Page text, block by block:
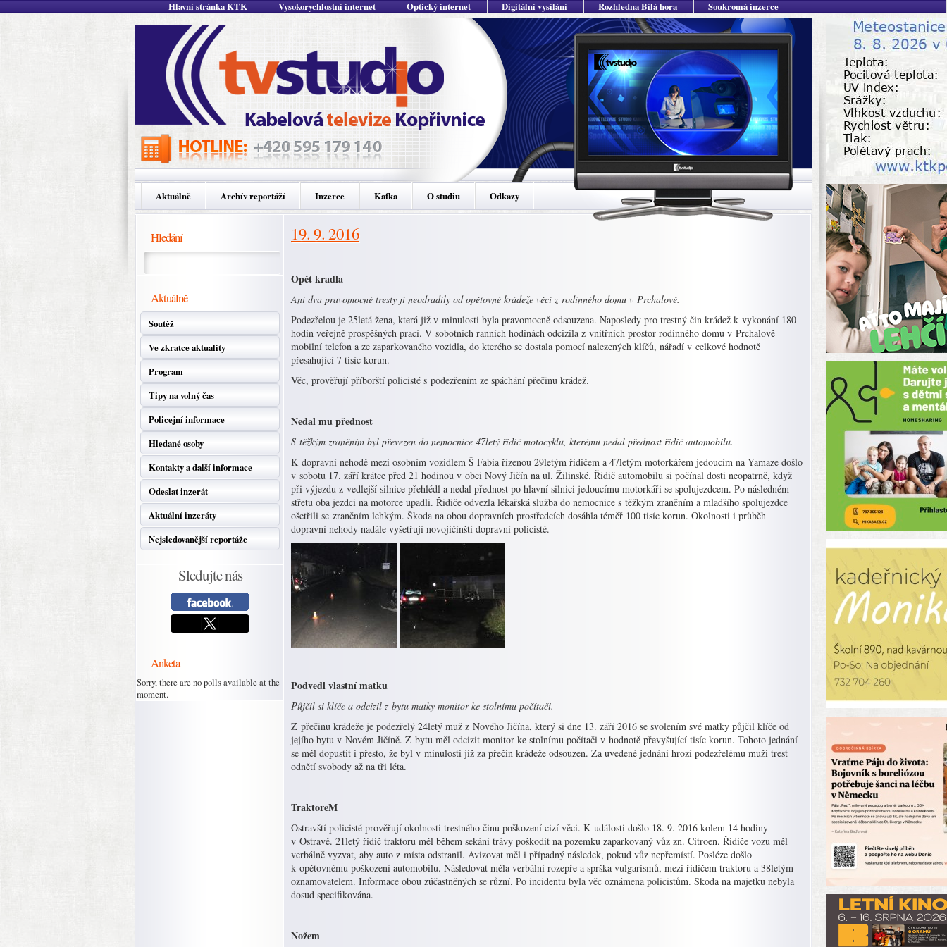
Hlavní stránka KTK Vysokorychlostní internet Optický internet Digitální vysílání Rozhledna Bílá hora Soukromá inzerce
Aktuálně Archív reportáží Inzerce Kafka O studiu Odkazy
Hledání
Aktuálně
Soutěž
Ve zkratce aktuality
Program
Tipy na volný čas
Policejní informace
Hledané osoby
Kontakty a další informace
Odeslat inzerát
Aktuální inzeráty
Nejsledovanější reportáže
Sledujte nás
Anketa
Sorry, there are no polls available at the
moment.
19. 9. 2016
Opět kradla
Ani dva pravomocné tresty jí neodradily od opětovné krádeže věcí z rodinného domu v Prchalově.
Podezřelou je 25letá žena, která již v minulosti byla pravomocně odsouzena. Naposledy pro trestný čin krádež k vykonání 180
hodin veřejně prospěšných prací. V sobotních ranních hodinách odcizila z vnitřních prostor rodinného domu v Prchalově
mobilní telefon a ze zaparkovaného vozidla, do kterého se dostala pomocí nalezených klíčů, nářadí v celkové hodnotě
přesahující 7 tisíc korun.
Věc, prověřují příborští policisté s podezřením ze spáchání přečinu krádež.
Nedal mu přednost
S těžkým zraněním byl převezen do nemocnice 47letý řidič motocyklu, kterému nedal přednost řidič automobilu.
K dopravní nehodě mezi osobním vozidlem Š Fabia řízenou 29letým řidičem a 47letým motorkářem jedoucím na Yamaze došlo
v sobotu 17. září krátce před 21 hodinou v obci Nový Jičín na ul. Žilinské. Řidič automobilu si počínal dosti neopatrně, když
při výjezdu z vedlejší silnice přehlédl a nedal přednost po hlavní silnici jedoucímu motorkáři se spolujezdcem. Po následném
střetu oba jezdci na motorce upadli. Řidiče odvezla lékařská služba do nemocnice s těžkým zraněním a mladšího spolujezdce
ošetřili se zraněním lehkým. Škoda na obou dopravních prostředcích dosáhla téměř 100 tisíc korun. Okolnosti i průběh
dopravní nehody nadále vyšetřují novojičínští dopravní policisté.
Podvedl vlastní matku
Půjčil si klíče a odcizil z bytu matky monitor ke stolnímu počítači.
Z přečinu krádeže je podezřelý 24letý muž z Nového Jičína, který si dne 13. září 2016 se svolením své matky půjčil klíče od
jejího bytu v Novém Jičíně. Z bytu měl odcizit monitor ke stolnímu počítači v hodnotě převyšující tisíc korun. Tohoto jednání
se měl dopustit i přesto, že byl v minulosti již za přečin krádeže odsouzen. Za uvedené jednání hrozí podezřelému muži trest
odnětí svobody až na tři léta.
TraktoreM
Ostravští policisté prověřují okolnosti trestného činu poškození cizí věci. K události došlo 18. 9. 2016 kolem 14 hodiny
v Ostravě. 21letý řidič traktoru měl během sekání trávy poškodit na pozemku zaparkovaný vůz zn. Citroen. Řidiče vozu měl
verbálně vyzvat, aby auto z místa odstranil. Avizovat měl i případný následek, pokud vůz nepřemístí. Posléze došlo
k opětovnému poškození automobilu. Následovat měla verbální rozepře a sprška vulgarismů, mezi řidičem traktoru a 38letým
oznamovatelem. Informace obou zúčastněných se různí. Po incidentu byla věc oznámena policistům. Škoda na majetku nebyla
dosud specifikována.
Nožem